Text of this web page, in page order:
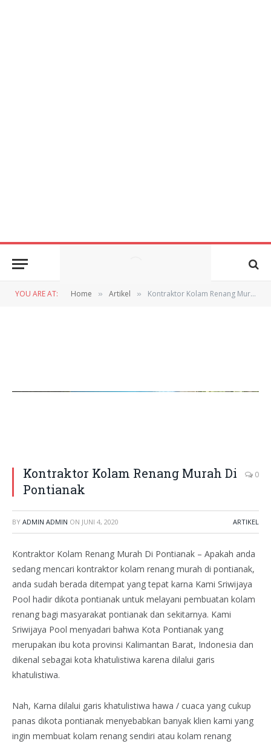
YOU ARE AT: Home » Artikel » Kontraktor Kolam Renang Murah Di Pontianak
Kontraktor Kolam Renang Murah Di
Pontianak
0
BY ADMIN ADMIN ON JUNI 4, 2020 ARTIKEL
Kontraktor Kolam Renang Murah Di Pontianak – Apakah anda
sedang mencari kontraktor kolam renang murah di pontianak,
anda sudah berada ditempat yang tepat karna Kami Sriwijaya
Pool hadir dikota pontianak untuk melayani pembuatan kolam
renang bagi masyarakat pontianak dan sekitarnya. Kami
Sriwijaya Pool menyadari bahwa Kota Pontianak yang
merupakan ibu kota provinsi Kalimantan Barat, Indonesia dan
dikenal sebagai kota khatulistiwa karena dilalui garis
khatulistiwa.
Nah, Karna dilalui garis khatulistiwa hawa / cuaca yang cukup
panas dikota pontianak menyebabkan banyak klien kami yang
ingin membuat kolam renang sendiri atau kolam renang